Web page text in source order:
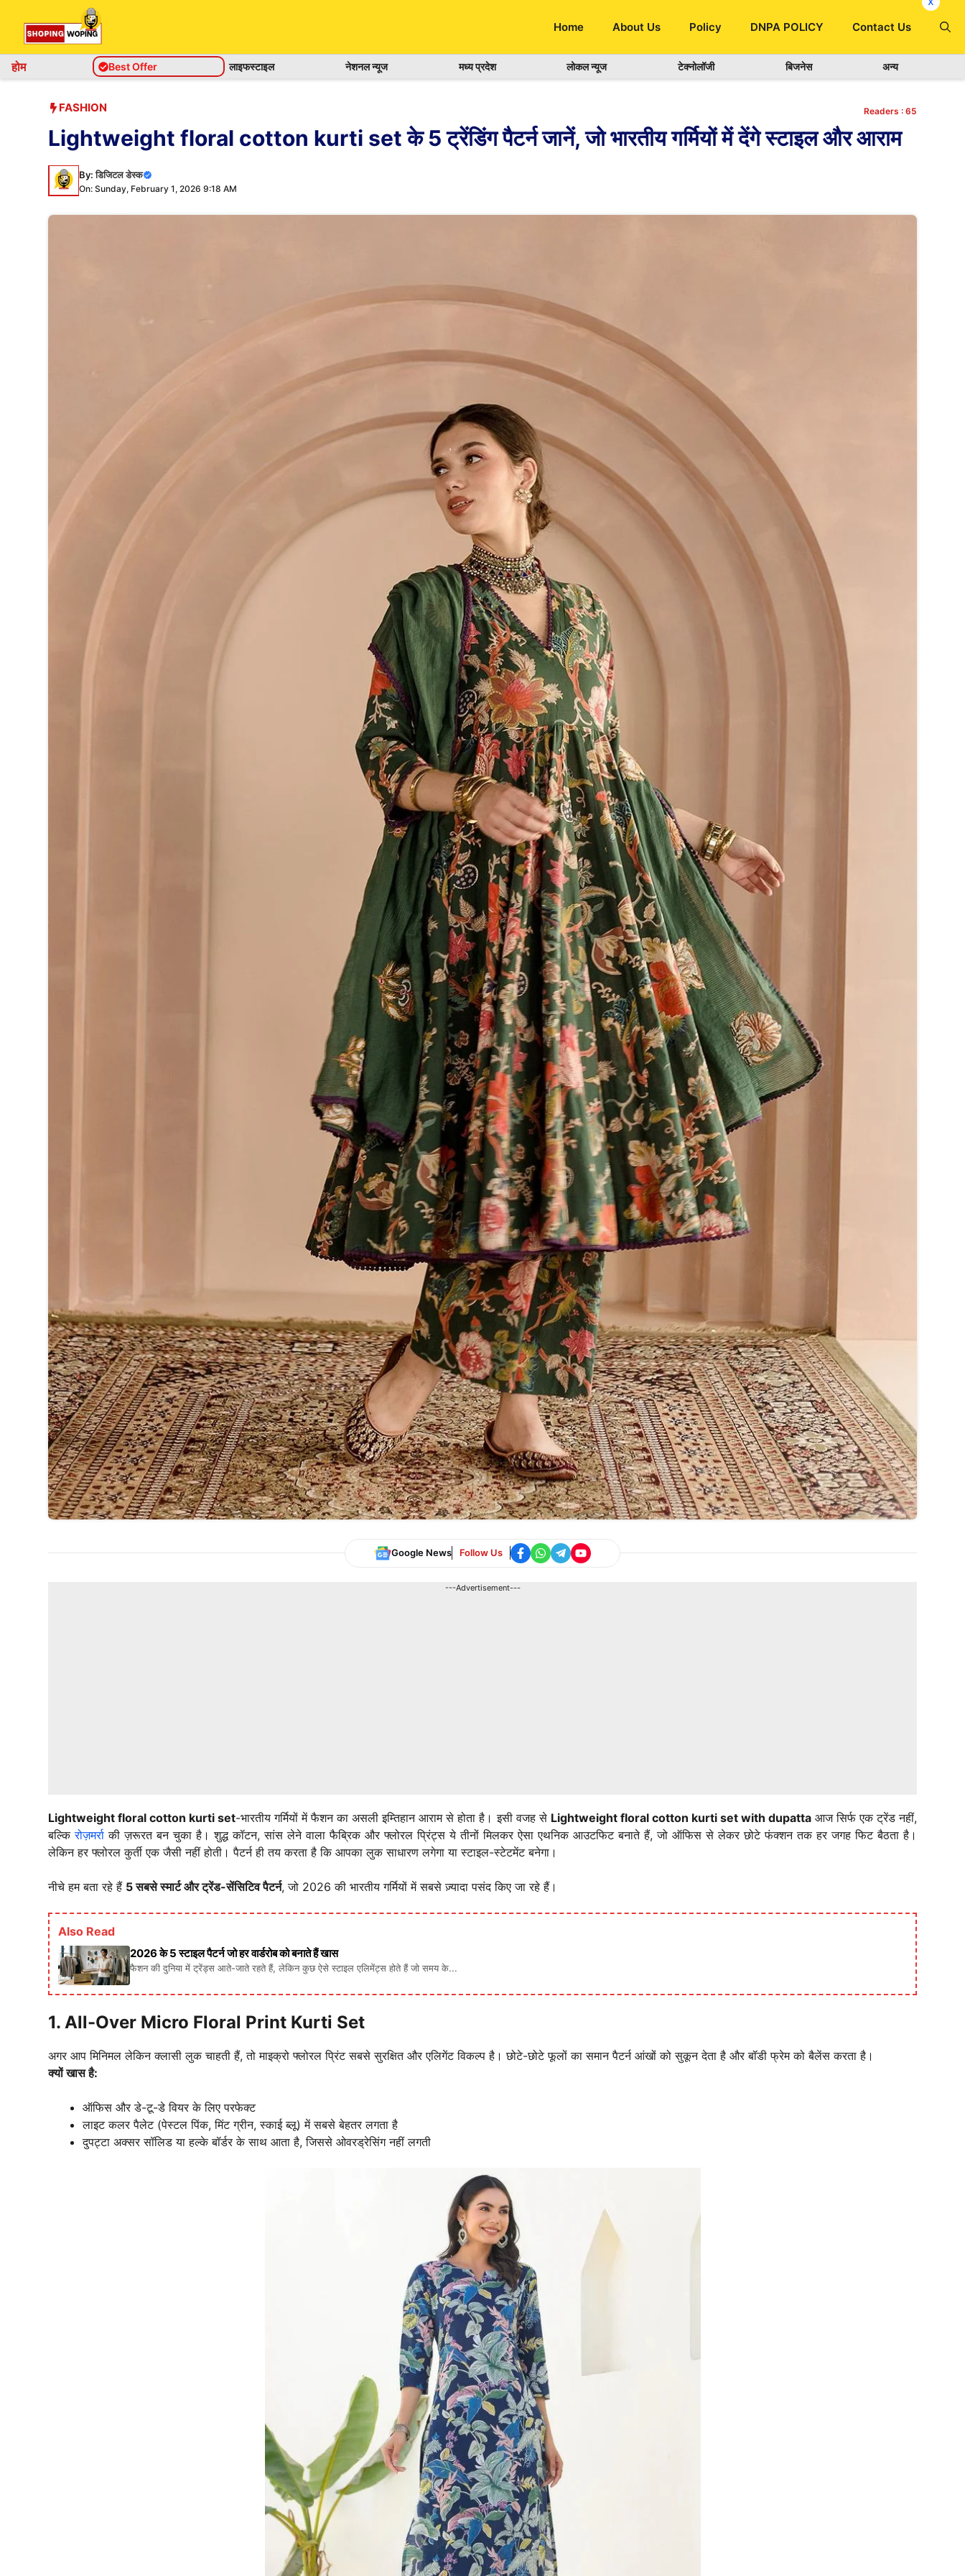
content
Home About Us Policy DNPA POLICY Contact Us
होम Best Offer लाइफस्टाइल नेशनल न्यूज मध्य प्रदेश लोकल न्यूज टेक्नोलॉजी बिजनेस अन्य
FASHION Readers : 65
Lightweight floral cotton kurti set के 5 ट्रेंडिंग पैटर्न जानें, जो भारतीय गर्मियों में देंगे स्टाइल और आराम
By:डिजिटल डेस्क
On: Sunday, February 1, 2026 9:18 AM
Google News Follow Us
---Advertisement---
Lightweight floral cotton kurti set-भारतीय गर्मियों में फैशन का असली इम्तिहान आराम से होता है। इसी वजह से Lightweight floral cotton kurti set with dupattaआज सिर्फ एक ट्रेंड नहीं,
बल्किरोज़मर्रा की ज़रूरत बन चुका है। शुद्ध कॉटन, सांस लेने वाला फैब्रिक और फ्लोरल प्रिंट्स ये तीनों मिलकर ऐसा एथनिक आउटफिट बनाते हैं, जो ऑफिस से लेकर छोटे फंक्शन तक हर जगह फिट बैठता है।
लेकिन हर फ्लोरल कुर्ती एक जैसी नहीं होती। पैटर्न ही तय करता है कि आपका लुक साधारण लगेगा या स्टाइल-स्टेटमेंट बनेगा।
नीचे हम बता रहे हैं 5 सबसे स्मार्ट और ट्रेंड-सेंसिटिव पैटर्न, जो 2026 की भारतीय गर्मियों में सबसे ज़्यादा पसंद किए जा रहे हैं।
Also Read
2026 के 5 स्टाइल पैटर्न जो हर वार्डरोब को बनाते हैं खास
फैशन की दुनिया में ट्रेंड्स आते-जाते रहते हैं, लेकिन कुछ ऐसे स्टाइल एलिमेंट्स होते हैं जो समय के...
1. All-Over Micro Floral Print Kurti Set
अगर आप मिनिमल लेकिन क्लासी लुक चाहती हैं, तो माइक्रो फ्लोरल प्रिंट सबसे सुरक्षित और एलिगेंट विकल्प है। छोटे-छोटे फूलों का समान पैटर्न आंखों को सुकून देता है और बॉडी फ्रेम को बैलेंस करता है।
क्यों खास है:
ऑफिस और डे-टू-डे वियर के लिए परफेक्ट
लाइट कलर पैलेट (पेस्टल पिंक, मिंट ग्रीन, स्काई ब्लू) में सबसे बेहतर लगता है
दुपट्टा अक्सर सॉलिड या हल्के बॉर्डर के साथ आता है, जिससे ओवरड्रेसिंग नहीं लगती